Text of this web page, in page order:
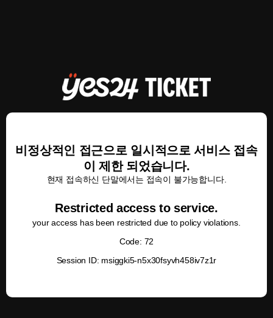
비정상적인 접근으로 일시적으로 서비스 접속
이 제한 되었습니다.
현재 접속하신 단말에서는 접속이 불가능합니다.
Restricted access to service.
your access has been restricted due to policy violations.
Code: 72
Session ID: msiggki5-n5x30fsyvh458iv7z1r